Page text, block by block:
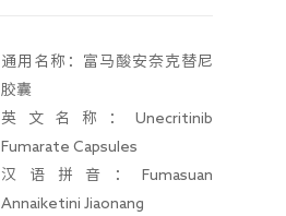
通用名称：富马酸安奈克替尼
胶囊
英文名称：Unecritinib
Fumarate Capsules
汉语拼音：Fumasuan
Annaiketini Jiaonang